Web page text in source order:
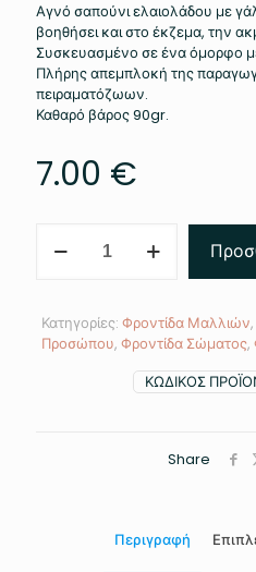
Αγνό σαπούνι ελαιολάδου με
βοηθήσει και στο έκζεμα, την
Συσκευασμένο σε ένα όμορφο
Πλήρης απεμπλοκή της
πειραματόζωων.
Καθαρό βάρος 90gr.
7.00 €
ΑΠΟ
ποσότητα
ΚΩΔΙΚΌΣ
Κατηγορίες: Φροντίδα Μαλλιών,
Προσώπου, Φροντίδα Σώματος,
Share
Περιγραφή